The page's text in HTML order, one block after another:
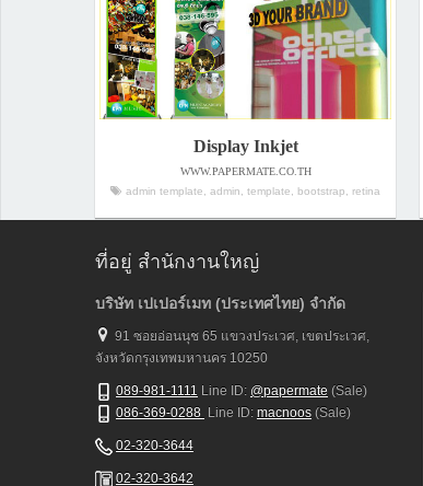
Display Inkjet
WWW.PAPERMATE.CO.TH
admin template, admin, template, bootstrap, retina
ที่อยู่ สำนักงานใหญ่
บริษัท เปเปอร์เมท (ประเทศไทย) จำกัด
91 ซอยอ่อนนุช 65 แขวงประเวศ, เขตประเวศ,
จังหวัดกรุงเทพมหานคร 10250
089-981-1111 Line ID: @papermate (Sale)
086-369-0288 Line ID: macnoos (Sale)
02-320-3644
02-320-3642